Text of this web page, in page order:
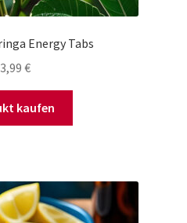
Energy Tabs
€
kaufen